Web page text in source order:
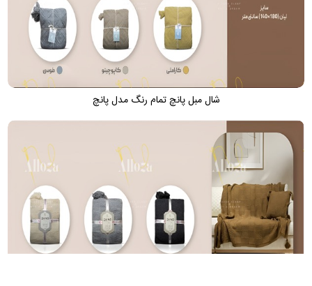
شال مبل پانچ تمام‌ رنگ مدل پانچ